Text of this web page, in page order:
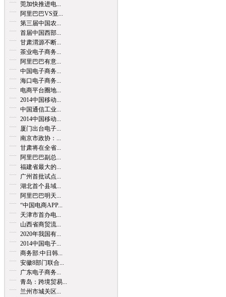
莞加快推进电...
阿里巴巴VS亚...
第三届中国农...
首届中国西部...
甘肃渭源不断...
茶业电子商务...
阿里巴巴有意...
中国电子商务...
海口电子商务...
电商平台圈地...
2014中国移动...
中国通信工业...
2014中国移动...
厦门出台电子...
南京市政协：...
甘肃将在全省...
阿里巴巴副总...
福建省最大的...
广州首批试点...
湖北首个县域...
阿里巴巴明天...
“中国电商APP...
天津市首办电...
山西省商贸流...
2020年我国有...
2014中国电子...
商务部:中日韩...
安徽8部门联合...
广东电子商务...
青岛：跨境贸易...
兰州市城关区...